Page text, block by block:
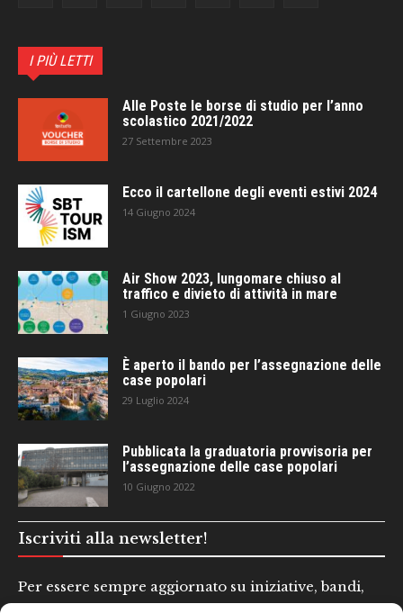
I PIÙ LETTI
Alle Poste le borse di studio per l’anno
scolastico 2021/2022
27 Settembre 2023
Ecco il cartellone degli eventi estivi 2024
14 Giugno 2024
Air Show 2023, lungomare chiuso al
traffico e divieto di attività in mare
1 Giugno 2023
È aperto il bando per l’assegnazione delle
case popolari
29 Luglio 2024
Pubblicata la graduatoria provvisoria per
l’assegnazione delle case popolari
10 Giugno 2022
Iscriviti alla newsletter!
Per essere sempre aggiornato su iniziative, bandi,